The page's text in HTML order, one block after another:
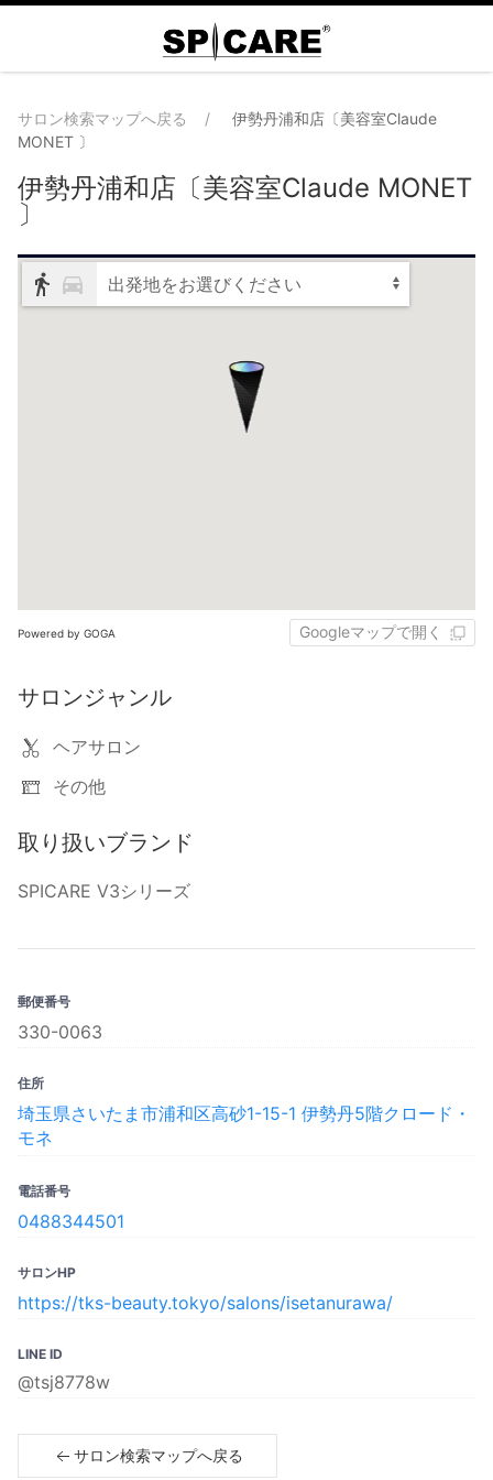
サロン検索マップへ戻る
伊勢丹浦和店〔美容室Claude
MONET 〕
伊勢丹浦和店〔美容室Claude MONET
〕
出発地をお選びください
Powered by GOGA Googleマップで開く
サロンジャンル
ヘアサロン
その他
取り扱いブランド
SPICARE V3シリーズ
郵便番号
330-0063
住所
埼玉県さいたま市浦和区高砂1-15-1 伊勢丹5階クロード・
モネ
電話番号
0488344501
サロンHP
https://tks-beauty.tokyo/salons/isetanurawa/
LINE ID
@tsj8778w
サロン検索マップへ戻る